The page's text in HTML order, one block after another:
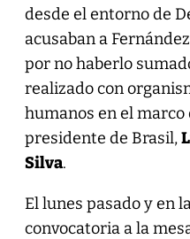
desde el entorno de
acusaban a
por no haberlo
realizado con
humanos en el marco
presidente de Brasil,
Silva.
El lunes pasado y en
convocatoria a la